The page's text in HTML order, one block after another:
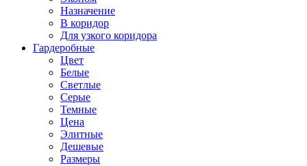
Назначение
В коридор
Для узкого коридора
Гардеробные
Цвет
Белые
Светлые
Серые
Темные
Цена
Элитные
Дешевые
Размеры